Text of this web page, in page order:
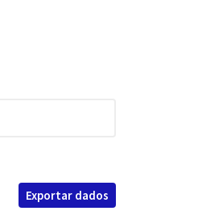
Exportar dados